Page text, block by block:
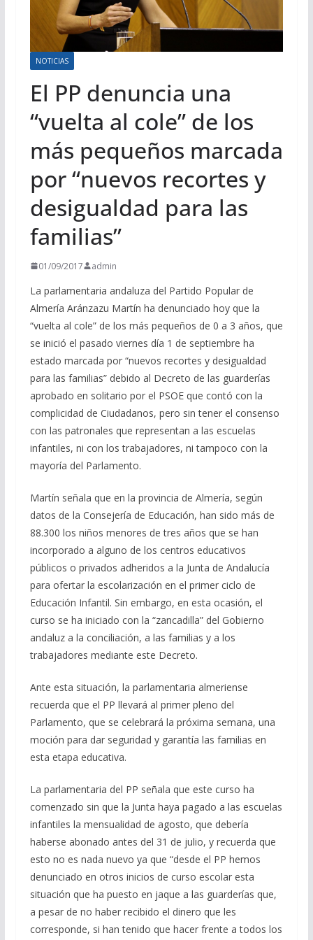
NOTICIAS
El PP denuncia una
“vuelta al cole” de los
más pequeños marcada
por “nuevos recortes y
desigualdad para las
familias”
01/09/2017 admin
La parlamentaria andaluza del Partido Popular de
Almería Aránzazu Martín ha denunciado hoy que la
“vuelta al cole” de los más pequeños de 0 a 3 años, que
se inició el pasado viernes día 1 de septiembre ha
estado marcada por “nuevos recortes y desigualdad
para las familias” debido al Decreto de las guarderías
aprobado en solitario por el PSOE que contó con la
complicidad de Ciudadanos, pero sin tener el consenso
con las patronales que representan a las escuelas
infantiles, ni con los trabajadores, ni tampoco con la
mayoría del Parlamento.
Martín señala que en la provincia de Almería, según
datos de la Consejería de Educación, han sido más de
88.300 los niños menores de tres años que se han
incorporado a alguno de los centros educativos
públicos o privados adheridos a la Junta de Andalucía
para ofertar la escolarización en el primer ciclo de
Educación Infantil. Sin embargo, en esta ocasión, el
curso se ha iniciado con la “zancadilla” del Gobierno
andaluz a la conciliación, a las familias y a los
trabajadores mediante este Decreto.
Ante esta situación, la parlamentaria almeriense
recuerda que el PP llevará al primer pleno del
Parlamento, que se celebrará la próxima semana, una
moción para dar seguridad y garantía las familias en
esta etapa educativa.
La parlamentaria del PP señala que este curso ha
comenzado sin que la Junta haya pagado a las escuelas
infantiles la mensualidad de agosto, que debería
haberse abonado antes del 31 de julio, y recuerda que
esto no es nada nuevo ya que “desde el PP hemos
denunciado en otros inicios de curso escolar esta
situación que ha puesto en jaque a las guarderías que,
a pesar de no haber recibido el dinero que les
corresponde, si han tenido que hacer frente a todos los